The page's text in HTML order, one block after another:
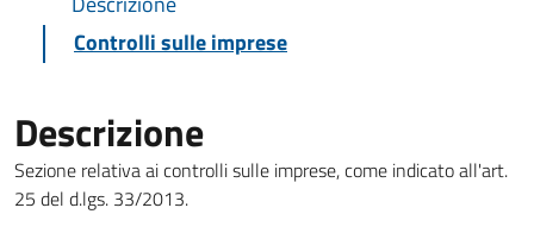
Controlli sulle imprese
Descrizione
Sezione relativa ai controlli sulle imprese, come indicato all'art.
25 del d.lgs. 33/2013.